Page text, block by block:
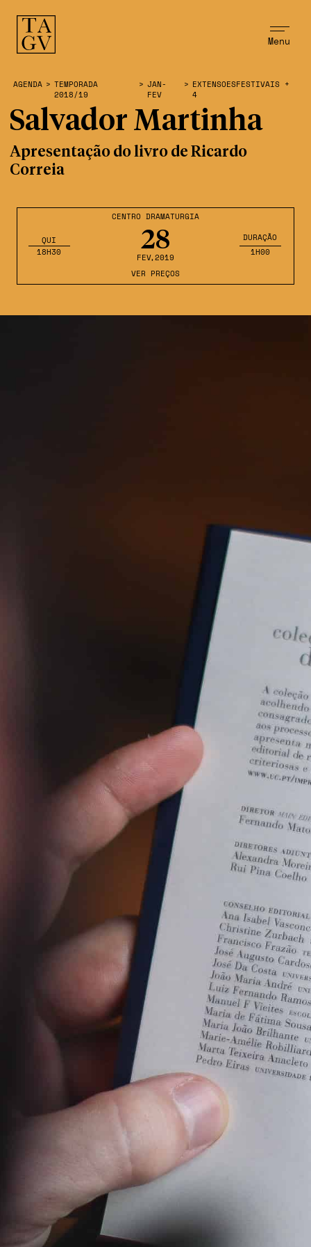
Menu
CENTRO DRAMATURGIA
28
FEV,2019
QUI
18H30
DURAÇÃO
1H00
VER PREÇOS
AGENDA > TEMPORADA
2018/19
> JAN-
FEV
> EXTENSOESFESTIVAIS +
4
Salvador Martinha
Apresentação do livro de Ricardo
Correia